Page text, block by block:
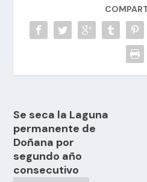
Se seca la Laguna
permanente de
Doñana por
segundo año
consecutivo